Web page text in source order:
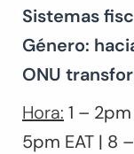
Sistemas
Género:
ONU
Hora: 1 –
5pm EAT | 8